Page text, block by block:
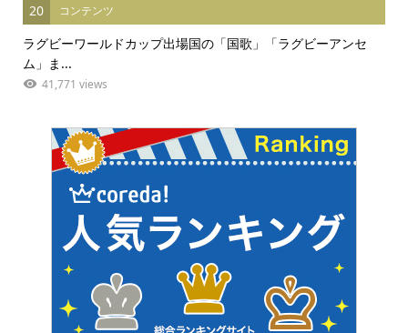
20 コンテンツ
ラグビーワールドカップ出場国の「国歌」「ラグビーアンセ
ム」ま...
41,771 views